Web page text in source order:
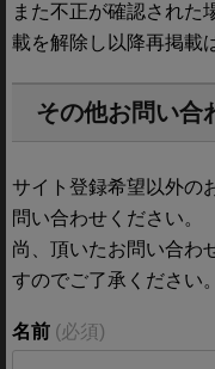
また不正が確認された
載を解除し以降再掲載
その他お問い合
サイト登録希望以外の
問い合わせください。
尚、頂いたお問い合わ
すのでご了承ください。
名前 (必須)